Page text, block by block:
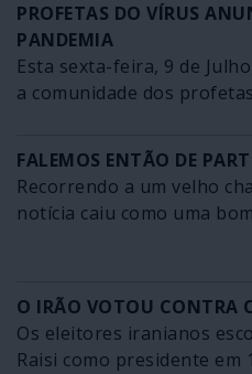
PROFETAS DO VÍRUS
PANDEMIA
Esta sexta-feira, 9 de
a comunidade dos
FALEMOS ENTÃO DE
Recorrendo a um velho
notícia caiu como uma
O IRÃO VOTOU CONTRA
Os eleitores iranianos
Raisi como presidente em